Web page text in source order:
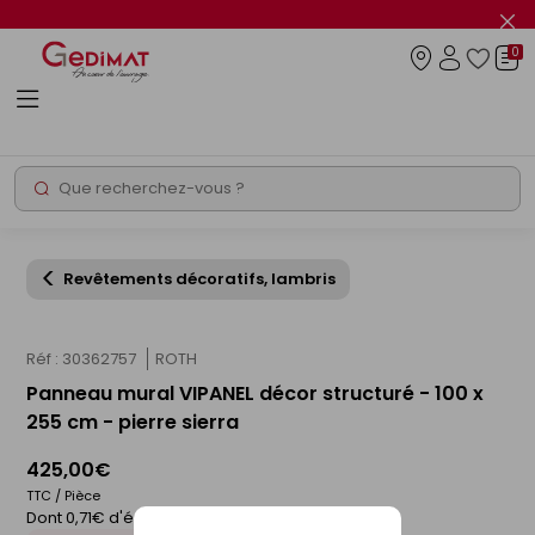
le
info
Rechercher
0
Revêtements décoratifs, lambris
Réf : 30362757 ROTH
Panneau mural VIPANEL décor structuré - 100 x
255 cm - pierre sierra
425,00€
TTC / Pièce
Dont 0,71€ d'éco-participation